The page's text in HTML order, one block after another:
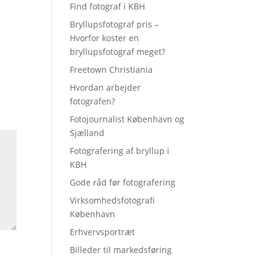
Find fotograf i KBH
Bryllupsfotograf pris –
Hvorfor koster en
bryllupsfotograf meget?
Freetown Christiania
Hvordan arbejder
fotografen?
Fotojournalist København og
Sjælland
Fotografering af bryllup i
KBH
Gode råd før fotografering
Virksomhedsfotografi
København
Erhvervsportræt
Billeder til markedsføring